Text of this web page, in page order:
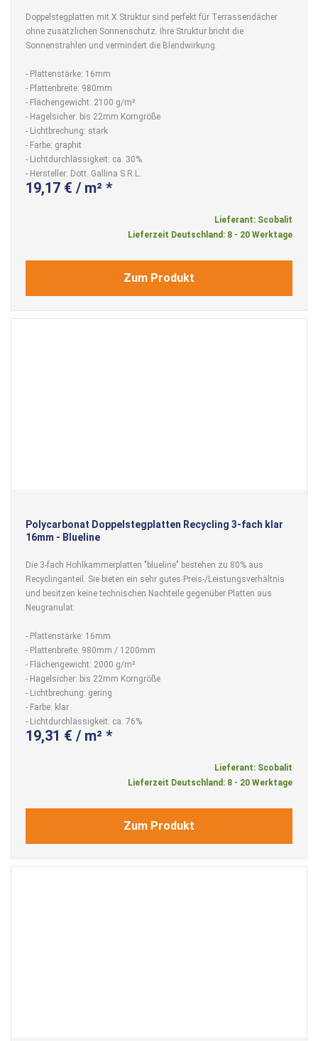
Doppelstegplatten mit X Struktur sind perfekt für Terrassendächer
ohne zusätzlichen Sonnenschutz. Ihre Struktur bricht die
Sonnenstrahlen und vermindert die Blendwirkung.
- Plattenstärke: 16mm
- Plattenbreite: 980mm
- Flächengewicht: 2100 g/m²
- Hagelsicher: bis 22mm Korngröße
- Lichtbrechung: stark
- Farbe: graphit
- Lichtdurchlässigkeit: ca. 30%
- Hersteller: Dott. Gallina S.R.L.
19,17 € / m² *
Lieferant: Scobalit
Lieferzeit Deutschland: 8 - 20 Werktage
Zum Produkt
Polycarbonat Doppelstegplatten Recycling 3-fach klar
16mm - Blueline
Die 3-fach Hohlkammerplatten "blueline" bestehen zu 80% aus
Recyclinganteil. Sie bieten ein sehr gutes Preis-/Leistungsverhältnis
und besitzen keine technischen Nachteile gegenüber Platten aus
Neugranulat.
- Plattenstärke: 16mm
- Plattenbreite: 980mm / 1200mm
- Flächengewicht: 2000 g/m²
- Hagelsicher: bis 22mm Korngröße
- Lichtbrechung: gering
- Farbe: klar
- Lichtdurchlässigkeit: ca. 76%
19,31 € / m² *
Lieferant: Scobalit
Lieferzeit Deutschland: 8 - 20 Werktage
Zum Produkt